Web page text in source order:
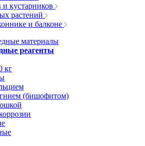
и кустарников
растений
и балконе
материалы
реагенты
кг
(бишофитом)